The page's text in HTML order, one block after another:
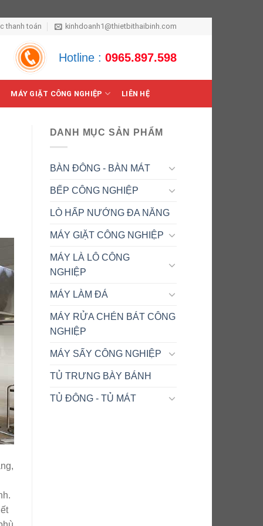
thanh toán kinhdoanh1@thietbithaibinh.com
Hotline : 0965.897.598
MÁY GIẶT CÔNG NGHIỆP LIÊN HỆ
DANH MỤC SẢN PHẨM
BÀN ĐÔNG - BÀN MÁT
BẾP CÔNG NGHIỆP
LÒ HẤP NƯỚNG ĐA NĂNG
MÁY GIẶT CÔNG NGHIỆP
MÁY LÀ LÔ CÔNG
NGHIỆP
MÁY LÀM ĐÁ
MÁY RỬA CHÉN BÁT CÔNG
NGHIỆP
MÁY SẤY CÔNG NGHIỆP
TỦ TRƯNG BÀY BÁNH
TỦ ĐÔNG - TỦ MÁT